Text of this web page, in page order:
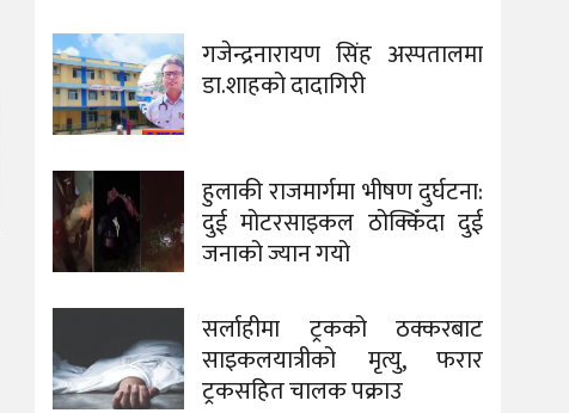
गजेन्द्रनारायण सिंह अस्पतालमा
डा.शाहको दादागिरी
हुलाकी राजमार्गमा भीषण दुर्घटना:
दुई मोटरसाइकल ठोक्किँदा दुई
जनाको ज्यान गयो
सर्लाहीमा ट्रकको ठक्करबाट
साइकलयात्रीको मृत्यु, फरार
ट्रकसहित चालक पक्राउ